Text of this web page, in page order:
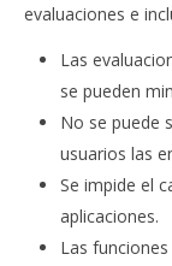
evaluaciones e
Las
se pueden
No se puede
usuarios las
Se impide el
aplicaciones.
Las